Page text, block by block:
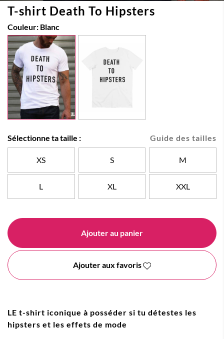
T-shirt Death To Hipsters
Couleur: Blanc
Guide des tailles
Sélectionne ta taille :
XS S M
L XL XXL
Ajouter au panier
Ajouter aux favoris
LE t-shirt iconique à posséder si tu détestes les
hipsters et les effets de mode